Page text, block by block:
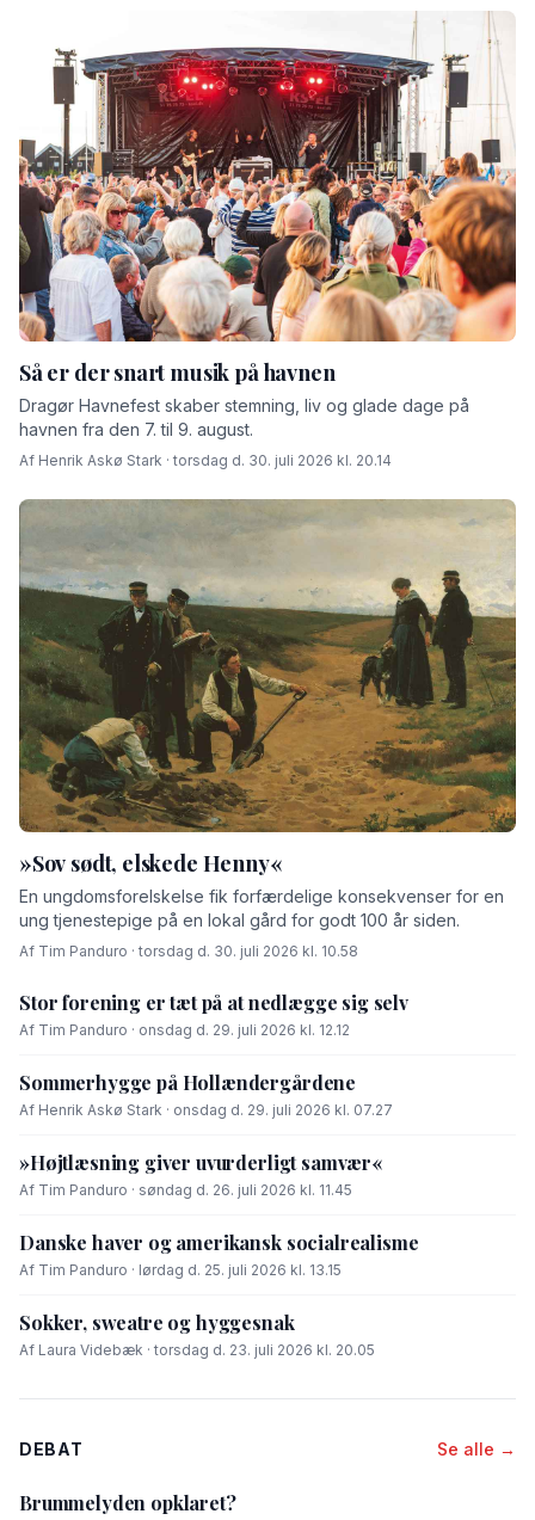
Så er der snart musik på havnen
Dragør Havnefest skaber stemning, liv og glade dage på
havnen fra den 7. til 9. august.
Af Henrik Askø Stark · torsdag d. 30. juli 2026 kl. 20.14
»Sov sødt, elskede Henny«
En ungdomsforelskelse fik forfærdelige konsekvenser for en
ung tjenestepige på en lokal gård for godt 100 år siden.
Af Tim Panduro · torsdag d. 30. juli 2026 kl. 10.58
Stor forening er tæt på at nedlægge sig selv
Af Tim Panduro · onsdag d. 29. juli 2026 kl. 12.12
Sommerhygge på Hollændergårdene
Af Henrik Askø Stark · onsdag d. 29. juli 2026 kl. 07.27
»Højtlæsning giver uvurderligt samvær«
Af Tim Panduro · søndag d. 26. juli 2026 kl. 11.45
Danske haver og amerikansk socialrealisme
Af Tim Panduro · lørdag d. 25. juli 2026 kl. 13.15
Sokker, sweatre og hyggesnak
Af Laura Videbæk · torsdag d. 23. juli 2026 kl. 20.05
DEBAT Se alle →
Brummelyden opklaret?